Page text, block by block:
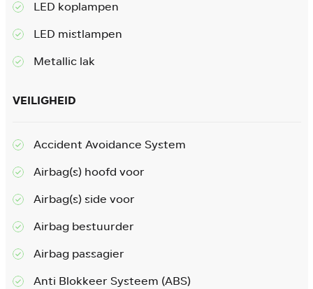
LED koplampen
LED mistlampen
Metallic lak
VEILIGHEID
Accident Avoidance System
Airbag(s) hoofd voor
Airbag(s) side voor
Airbag bestuurder
Airbag passagier
Anti Blokkeer Systeem (ABS)